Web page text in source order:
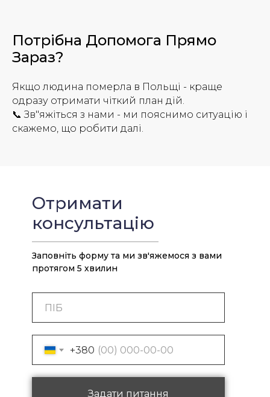
Потрібна Допомога Прямо
Зараз?
Якщо людина померла в Польщі - краще
одразу отримати чіткий план дій.
📞 Зв"яжіться з нами - ми пояснимо ситуацію і
скажемо, що робити далі.
Заповніть форму та ми зв'яжемося з вами
протягом 5 хвилин
Отримати
консультацію
+380
Задати питання